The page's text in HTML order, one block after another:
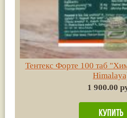
Тентекс Форте 100 таб
1 900.00